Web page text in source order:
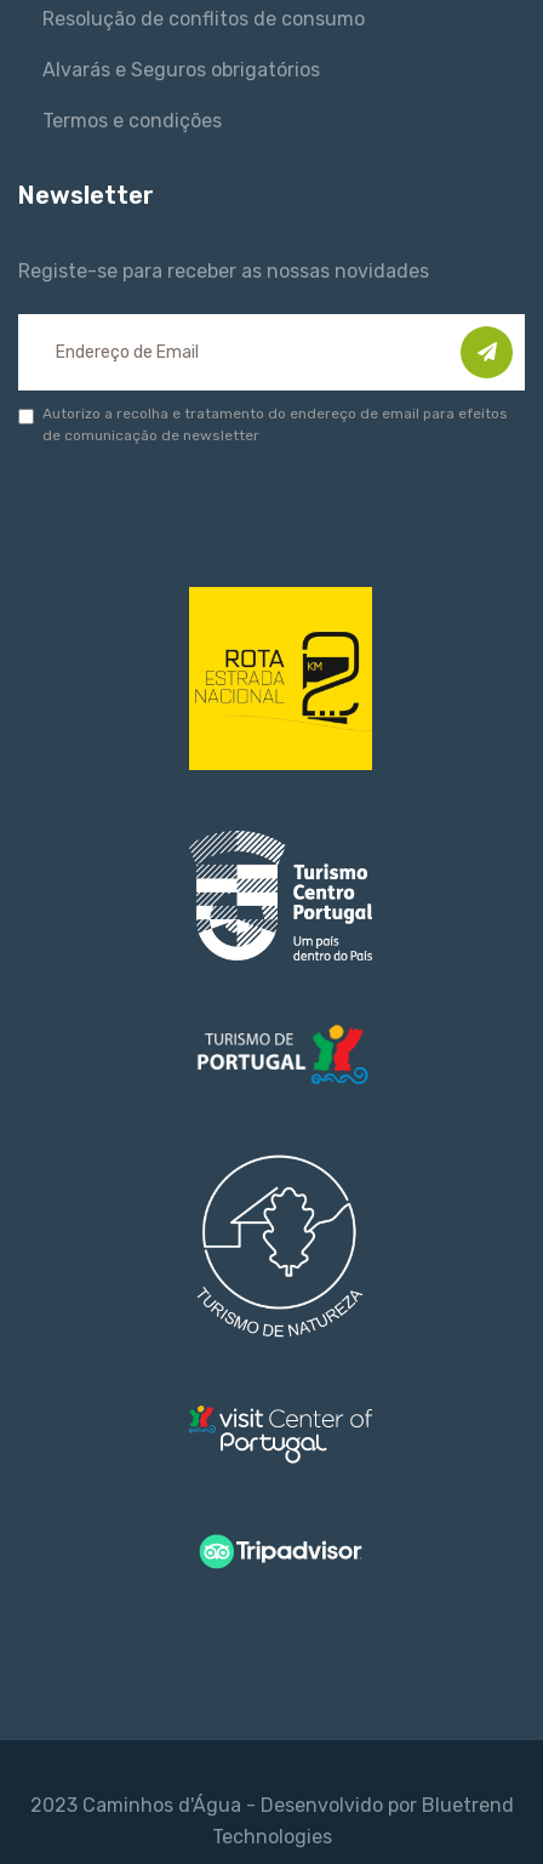
Resolução de conflitos de consumo
Alvarás e Seguros obrigatórios
Termos e condições
Newsletter
Registe-se para receber as nossas novidades
Autorizo a recolha e tratamento do endereço de email para efeitos
de comunicação de newsletter
2023 Caminhos d'Água - Desenvolvido por Bluetrend
Technologies